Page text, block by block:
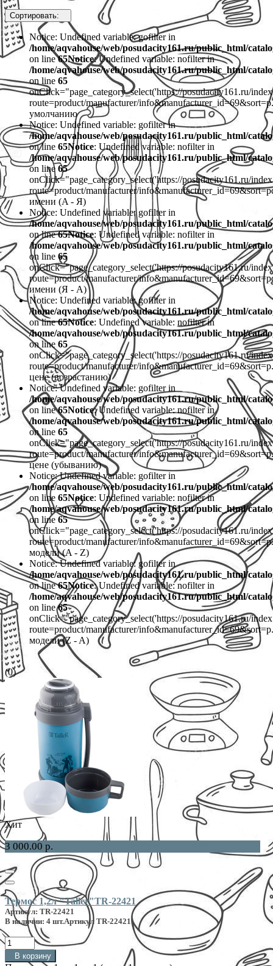
Сортировать:
Notice: Undefined variable: gofilter in
/home/aqvahouse/web/posudacity161.ru/public_html/
on line65Notice: Undefined variable: nofilter in
/home/aqvahouse/web/posudacity161.ru/public_html/
on line 65
onClick="page_category_select('https://posudacity161.ru/
route=product/manufacturer/
умолчанию
Notice: Undefined variable: gofilter in
/home/aqvahouse/web/posudacity161.ru/public_html/
on line 65Notice: Undefined variable: nofilter in
/home/aqvahouse/web/posudacity161.ru/public_html/
on line 65
onClick="page_category_select('https://posudacity161.ru/
route=product/manufacturer/
имени (A - Я)
Notice: Undefined variable: gofilter in
/home/aqvahouse/web/posudacity161.ru/public_html/
on line65Notice: Undefined variable: nofilter in
/home/aqvahouse/web/posudacity161.ru/public_html/
on line 65
onClick="page_category_select('https://posudacity161.ru/
route=product/manufacturer/
имени (Я - A)
Notice: Undefined variable: gofilter in
/home/aqvahouse/web/posudacity161.ru/public_html/
on line65Notice: Undefined variable: nofilter in
/home/aqvahouse/web/posudacity161.ru/public_html/
on line 65
onClick="page_category_select('https://posudacity161.ru/
route=product/manufacturer/
цене (возрастанию)
Notice: Undefined variable: gofilter in
/home/aqvahouse/web/posudacity161.ru/public_html/
on line65Notice: Undefined variable: nofilter in
/home/aqvahouse/web/posudacity161.ru/public_html/
on line 65
onClick="page_category_select('https://posudacity161.ru/
route=product/manufacturer/
цене (убыванию)
Notice: Undefined variable: gofilter in
/home/aqvahouse/web/posudacity161.ru/public_html/
on line 65Notice: Undefined variable: nofilter in
/home/aqvahouse/web/posudacity161.ru/public_html/
on line 65
onClick="page_category_select('https://posudacity161.ru/
route=product/manufacturer/
модели (A - Z)
Notice: Undefined variable: gofilter in
/home/aqvahouse/web/posudacity161.ru/public_html/
on line65Notice: Undefined variable: nofilter in
/home/aqvahouse/web/posudacity161.ru/public_html/
on line65
onClick="page_category_select('https://posudacity161.ru/
route=product/manufacturer/
модели (Z - A)
(0)
Хит
3 000.00 р.
Термос 1,2л "Taller"TR-22421
Артикул: TR-22421
В наличии: 4 шт.Артикул TR-22421
В корзину